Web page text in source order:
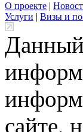
О проекте |
Услуги | Визы и
Данный
сайте,